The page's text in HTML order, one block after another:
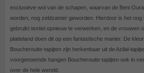
exclusieve wol van de schapen, waarvan de Beni
worden, nog zeldzamer geworden. Hierdoor is het
gebruikt textiel opnieuw te verwerken, en de vrouwen
platteland doen dit op een fantastische manier. De
Boucherouite-tapijten zijn herkenbaar uit de Azilal-
voorgenoemde hangen Boucherouite-tapijten ook in
over de hele wereld.